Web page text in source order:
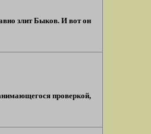
злит Быков. И вот он
проверкой,